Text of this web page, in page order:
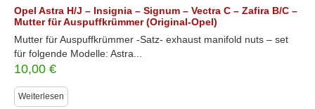
Opel Astra H/J – Insignia – Signum – Vectra C – Zafira B/C –
Mutter für Auspuffkrümmer (Original-Opel)
Mutter für Auspuffkrümmer -Satz- exhaust manifold nuts – set
für folgende Modelle: Astra...
10,00 €
Weiterlesen